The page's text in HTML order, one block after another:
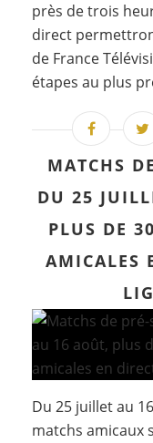
près de trois
direct
de France
étapes au plus
MATCHS
DU 25
PLUS DE
AMICALES
Du 25 juillet au
matchs amicaux